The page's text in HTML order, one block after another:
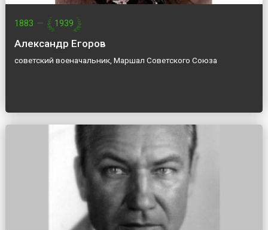
1883 — 1939
Александр Егоров
советский военачальник, Маршал Советского Союза